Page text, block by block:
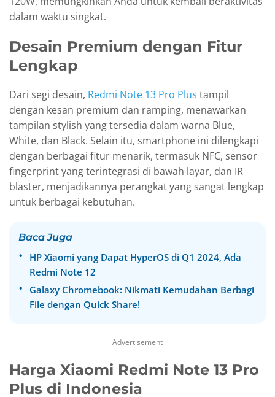
dalam waktu singkat.
Desain Premium dengan Fitur
Lengkap
Dari segi desain, Redmi Note 13 Pro Plus tampil
dengan kesan premium dan ramping, menawarkan
tampilan stylish yang tersedia dalam warna Blue,
White, dan Black. Selain itu, smartphone ini dilengkapi
dengan berbagai fitur menarik, termasuk NFC, sensor
fingerprint yang terintegrasi di bawah layar, dan IR
blaster, menjadikannya perangkat yang sangat lengkap
untuk berbagai kebutuhan.
Baca Juga
HP Xiaomi yang Dapat HyperOS di Q1 2024, Ada
Redmi Note 12
Galaxy Chromebook: Nikmati Kemudahan Berbagi
File dengan Quick Share!
Advertisement
Harga Xiaomi Redmi Note 13 Pro
Plus di Indonesia